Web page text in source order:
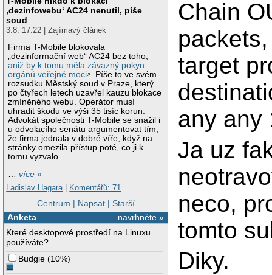
‚dezinfowebu‘ AC24 nenutil, píše
soud
3.8. 17:22 | Zajímavý článek
Firma T-Mobile blokovala
„dezinformační web“ AC24 bez toho,
aniž by k tomu měla závazný pokyn
orgánů veřejné moci . Píše to ve svém
rozsudku Městský soud v Praze, který
po čtyřech letech uzavřel kauzu blokace
zmíněného webu. Operátor musí
uhradit škodu ve výši 35 tisíc korun.
Advokát společnosti T-Mobile se snažil i
u odvolacího senátu argumentovat tím,
že firma jednala v dobré víře, když na
stránky omezila přístup poté, co ji k
tomu vyzvalo
…více »
Ladislav Hagara | Komentářů: 71
Centrum | Napsat| Starší
navrhněte »
Anketa
Které desktopové prostředí na Linuxu
používáte?
Budgie (10%)
Chain
target
any any
Ja uz
neco,
tomto
Diky.